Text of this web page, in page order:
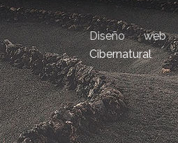
Diseño
Cibernatural